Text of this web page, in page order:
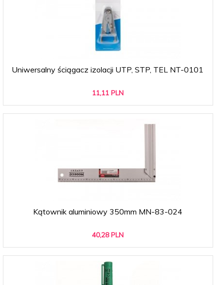
Uniwersalny ściągacz izolacji UTP, STP, TEL NT-0101
11,11 PLN
Kątownik aluminiowy 350mm MN-83-024
40,28 PLN